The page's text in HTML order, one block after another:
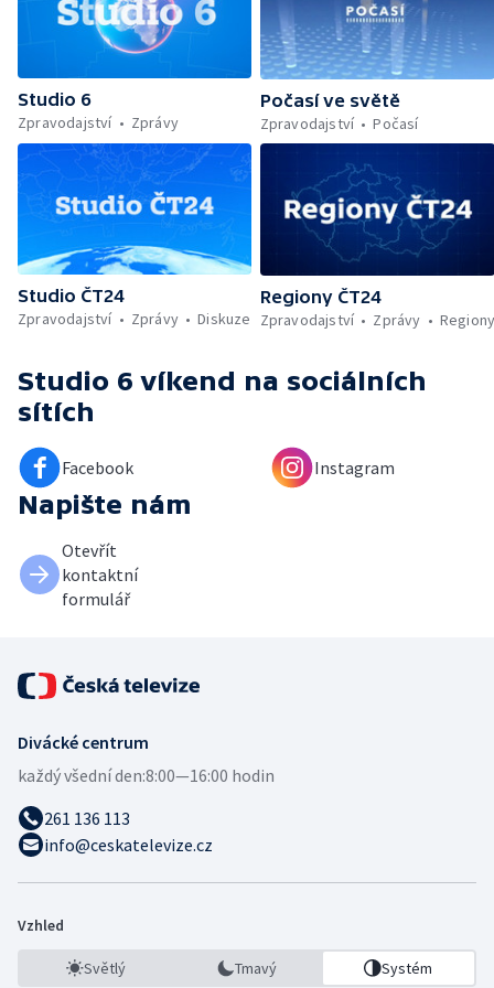
dostaly do Evropy — Markomania 2026 —
Norbertinské slavnosti ve Strahovském
Studio 6
Zpravodajství
Zprávy
Počasí ve světě
Zpravodajství
Počasí
Studio ČT24
Zpravodajství
Zprávy Diskuze
Regiony ČT24
Zpravodajství
Zprávy
Studio 6 víkend na sociálních
sítích
Facebook Instagram
Napište nám
Otevřít
kontaktní
formulář
Divácké centrum
každý všední den:8:00—16:00 hodin
261 136 113
info@ceskatelevize.cz
Vzhled
Světlý Tmavý Systém